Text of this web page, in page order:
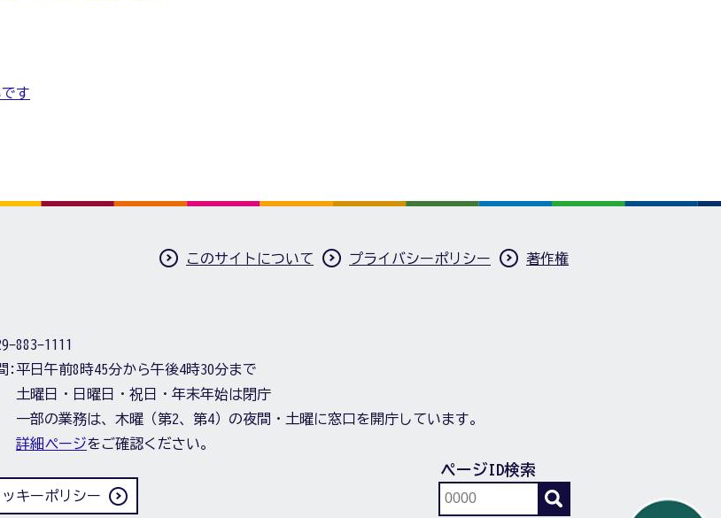
す
このサイトについて プライバシーポリシー 著作権
883-1111
:平日午前8時45分から午後4時30分まで
土曜日・日曜日・祝日・年末年始は閉庁
一部の業務は、木曜（第2、第4）の夜間・土曜に窓口を開庁しています。
詳細ページをご確認ください。
ッキーポリシー
ページID検索